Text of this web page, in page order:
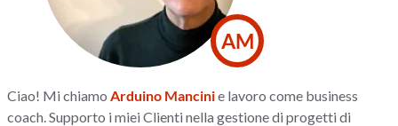
AM
Ciao! Mi chiamo Arduino Mancinie lavoro come business
coach. Supporto i miei Clienti nella gestione di progetti di